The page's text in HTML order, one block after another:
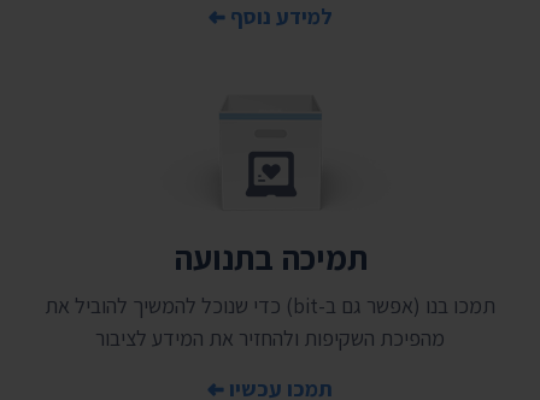
למידע נוסף
תמיכה בתנועה
תמכו בנו (אפשר גם ב-bit) כדי שנוכל להמשיך להוביל את
מהפיכת השקיפות ולהחזיר את המידע לציבור
תמכו עכשיו